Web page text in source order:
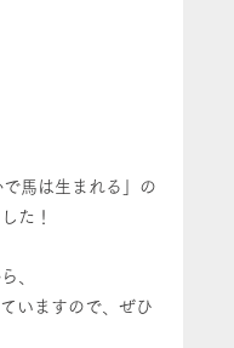
馬は生まれる」の
た！
、
いますので、ぜひ